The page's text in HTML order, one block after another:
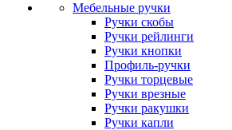
Мебельные ручки
Ручки скобы
Ручки рейлинги
Ручки кнопки
Профиль-ручки
Ручки торцевые
Ручки врезные
Ручки ракушки
Ручки капли